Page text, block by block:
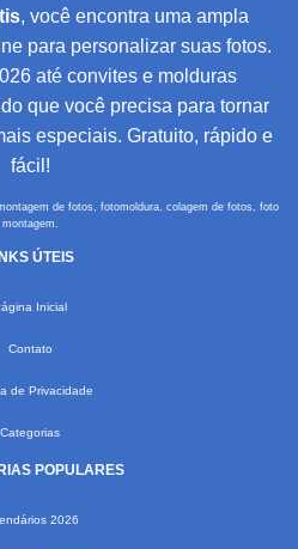
, você encontra uma ampla
para personalizar suas fotos.
até convites e molduras
que você precisa para tornar
especiais. Gratuito, rápido e
fácil!
de fotos, fotomoldura, colagem de fotos, foto
montagem.
ÚTEIS
Inicial
Contato
de Privacidade
Categorias
POPULARES
2026